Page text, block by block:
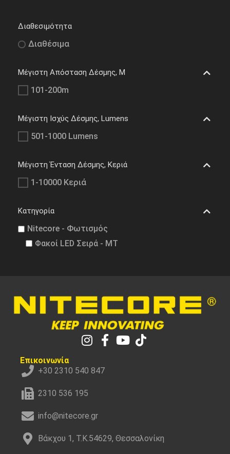
Διαθεσιμότητα
Διαθέσιμα
Μέγιστη Απόσταση Δέσμης, M
101-200m
Μέγιστη Ισχύς Δέσμης, Lumens
501-1000 Lumens
Μέγιστη Ένταση Δέσμης, Κεριά
1-10000 Κεριά
Κατηγορία
Nitecore - Φωτισμός
Φακοί LED Σειρά - MT
Επικοινωνία
+30 2310 540 847
2310 536 195
info@nitecore.gr
Βάκχου 1, Τ.Κ.54629, Θεσσαλονίκη